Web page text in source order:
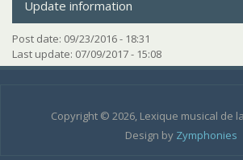
Update information
Post date: 09/23/2016 - 18:31
Last update: 07/09/2017 - 15:08
Copyright © 2026, Lexique musical de
Design by Zymphonies